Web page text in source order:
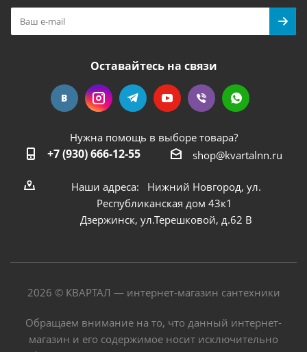
Оставайтесь на связи
Нужна помощь в выборе товара?
+7 (930) 666-12-55 shop@kvartalnn.ru
Наши адреса: Нижний Новгород, ул.
Республиканская дом 43к1
Дзержинск, ул.Терешковой, д.62 В
2026 © КВАРТАЛ — интернет-магазин сантехники
Обращаем внимание на то, что данный интернет-
магазин и его содержимое носит исключительно